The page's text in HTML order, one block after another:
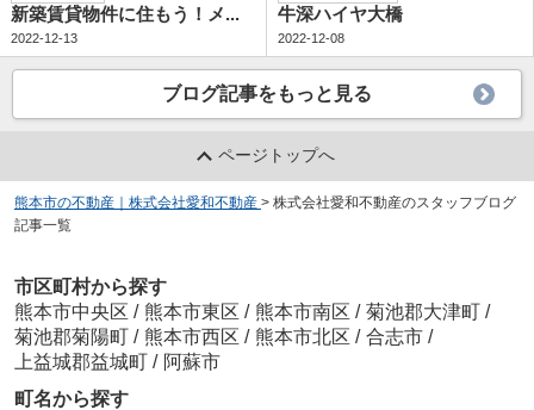
新築賃貸物件に住もう！メ...
2022-12-13
牛深ハイヤ大橋
2022-12-08
ブログ記事をもっと見る
ページトップへ
熊本市の不動産｜株式会社愛和不動産 > 株式会社愛和不動産のスタッフブログ
記事一覧
市区町村から探す
熊本市中央区 / 熊本市東区 / 熊本市南区 / 菊池郡大津町 /
菊池郡菊陽町 / 熊本市西区 / 熊本市北区 / 合志市 /
上益城郡益城町 / 阿蘇市
町名から探す